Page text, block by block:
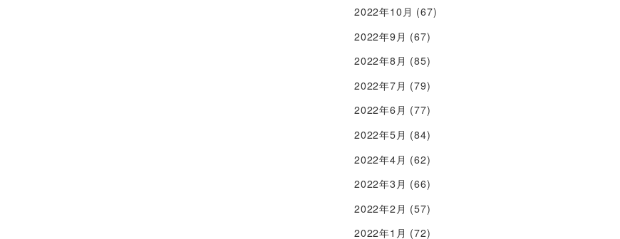
2022年10月 (67)
2022年9月 (67)
2022年8月 (85)
2022年7月 (79)
2022年6月 (77)
2022年5月 (84)
2022年4月 (62)
2022年3月 (66)
2022年2月 (57)
2022年1月 (72)